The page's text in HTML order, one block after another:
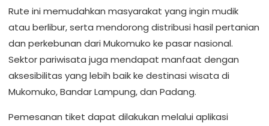
Rute ini memudahkan masyarakat yang ingin mudik
atau berlibur, serta mendorong distribusi hasil pertanian
dan perkebunan dari Mukomuko ke pasar nasional.
Sektor pariwisata juga mendapat manfaat dengan
aksesibilitas yang lebih baik ke destinasi wisata di
Mukomuko, Bandar Lampung, dan Padang.
Pemesanan tiket dapat dilakukan melalui aplikasi